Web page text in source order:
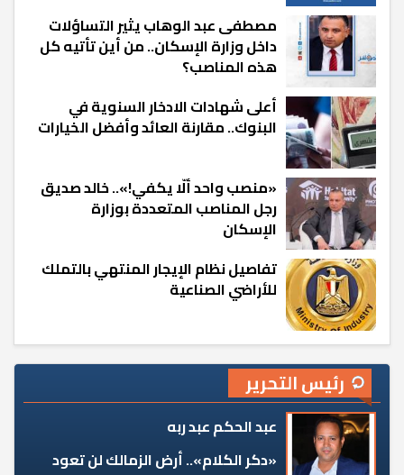
مصطفى عبد الوهاب يثير التساؤلات
داخل وزارة الإسكان.. من أين تأتيه كل
هذه المناصب؟
أعلى شهادات الادخار السنوية في
البنوك.. مقارنة العائد وأفضل الخيارات
«منصب واحد ألّا يكفي!».. خالد صديق
رجل المناصب المتعددة بوزارة
الإسكان
تفاصيل نظام الإيجار المنتهي بالتملك
للأراضي الصناعية
رئيس التحرير
عبد الحكم عبد ربه
«دكر الكلام».. أرض الزمالك لن تعود